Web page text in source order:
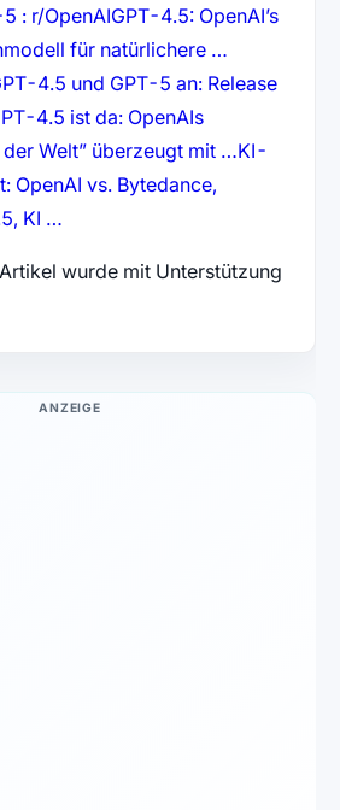
: r/OpenAI(öffnet in neuem Tab)
GPT-4.5: OpenAI’s
für natürlichere …
4.5 und GPT-5 an: Release
in neuem Tab)
4.5 ist da: OpenAIs
Welt” überzeugt mit …(öffnet in
KI-
OpenAI vs. Bytedance,
KI …
wurde mit Unterstützung
ANZEIGE